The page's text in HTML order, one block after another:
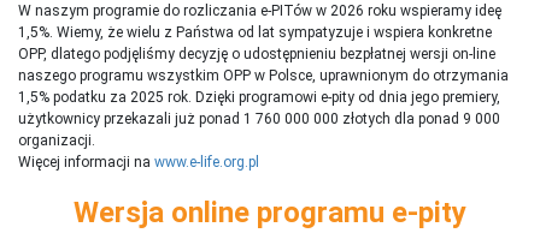
W naszym programie do rozliczania e-PITów w 2026 roku wspieramy ideę
1,5%. Wiemy, że wielu z Państwa od lat sympatyzuje i wspiera konkretne
OPP, dlatego podjęliśmy decyzję o udostępnieniu bezpłatnej wersji on-line
naszego programu wszystkim OPP w Polsce, uprawnionym do otrzymania
1,5% podatku za 2025 rok. Dzięki programowi e-pity od dnia jego premiery,
użytkownicy przekazali już ponad 1 760 000 000 złotych dla ponad 9 000
organizacji.
Więcej informacji na www.e-life.org.pl
Wersja online programu e-pity